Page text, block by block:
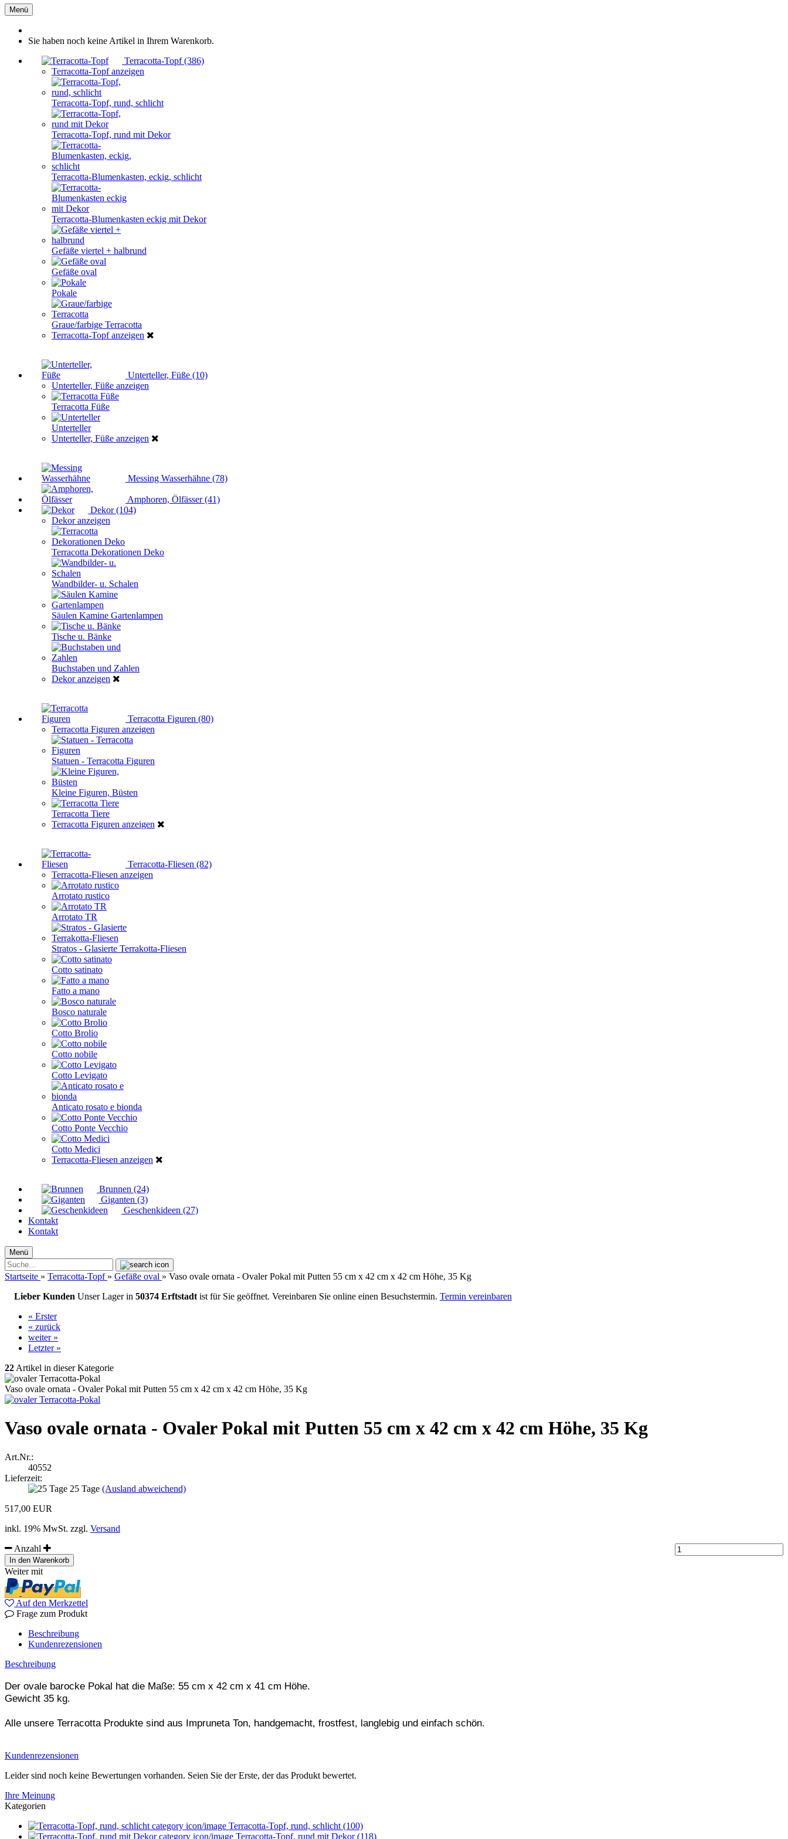
Menü
Sie haben noch keine Artikel in Ihrem Warenkorb.
Terracotta-Topf (386)
Terracotta-Topf anzeigen
Terracotta-Topf, rund, schlicht
Terracotta-Topf, rund mit Dekor
Terracotta-Blumenkasten, eckig, schlicht
Terracotta-Blumenkasten eckig mit Dekor
Gefäße viertel + halbrund
Gefäße oval
Pokale
Graue/farbige Terracotta
Terracotta-Topf anzeigen
Unterteller, Füße (10)
Unterteller, Füße anzeigen
Terracotta Füße
Unterteller
Unterteller, Füße anzeigen
Messing Wasserhähne (78)
Amphoren, Ölfässer (41)
Dekor (104)
Dekor anzeigen
Terracotta Dekorationen Deko
Wandbilder- u. Schalen
Säulen Kamine Gartenlampen
Tische u. Bänke
Buchstaben und Zahlen
Dekor anzeigen
Terracotta Figuren (80)
Terracotta Figuren anzeigen
Statuen - Terracotta Figuren
Kleine Figuren, Büsten
Terracotta Tiere
Terracotta Figuren anzeigen
Terracotta-Fliesen (82)
Terracotta-Fliesen anzeigen
Arrotato rustico
Arrotato TR
Stratos - Glasierte Terrakotta-Fliesen
Cotto satinato
Fatto a mano
Bosco naturale
Cotto Brolio
Cotto nobile
Cotto Levigato
Anticato rosato e bionda
Cotto Ponte Vecchio
Cotto Medici
Terracotta-Fliesen anzeigen
Brunnen (24)
Giganten (3)
Geschenkideen (27)
Kontakt
Kontakt
Menü
Suche...
Startseite » Terracotta-Topf » Gefäße oval » Vaso ovale ornata - Ovaler Pokal mit Putten 55 cm x 42 cm x 42 cm Höhe, 35 Kg
Lieber Kunden Unser Lager in 50374 Erftstadt ist für Sie geöffnet. Vereinbaren Sie online einen Besuchstermin. Termin vereinbaren
« Erster
« zurück
weiter »
Letzter »
22 Artikel in dieser Kategorie
Vaso ovale ornata - Ovaler Pokal mit Putten 55 cm x 42 cm x 42 cm Höhe, 35 Kg
Vaso ovale ornata - Ovaler Pokal mit Putten 55 cm x 42 cm x 42 cm Höhe, 35 Kg
Art.Nr.:
40552
Lieferzeit:
25 Tage (Ausland abweichend)
517,00 EUR
inkl. 19% MwSt. zzgl. Versand
Anzahl
Weiter mit
Auf den Merkzettel
Frage zum Produkt
Beschreibung
Kundenrezensionen
Beschreibung
Der ovale barocke Pokal hat die Maße: 55 cm x 42 cm x 41 cm Höhe.
Gewicht 35 kg.
Alle unsere Terracotta Produkte sind aus Impruneta Ton, handgemacht, frostfest, langlebig und einfach schön.
Kundenrezensionen
Leider sind noch keine Bewertungen vorhanden. Seien Sie der Erste, der das Produkt bewertet.
Ihre Meinung
Kategorien
Terracotta-Topf, rund, schlicht (100)
Terracotta-Topf, rund mit Dekor (118)